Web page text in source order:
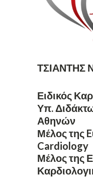
ΤΣΙΑΝΤΗΣ
Ειδικός
Υπ.
Αθηνών
Μέλος της
Cardiology
Μέλος της